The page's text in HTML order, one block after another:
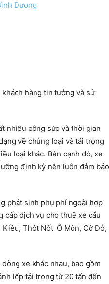
Dương
hàng tin tưởng và sử
nhiều công sức và thời gian
về chủng loại và tải trọng
loại khác. Bên cạnh đó, xe
định kỳ nên luôn đảm bảo
phát sinh phụ phí ngoài hợp
cấp dịch vụ cho thuê xe cẩu
Thốt Nốt, Ô Môn, Cờ Đỏ,
xe khác nhau, bao gồm
lốp tải trọng từ 20 tấn đến